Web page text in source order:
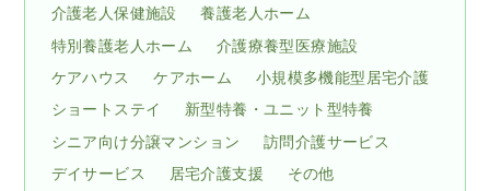
介護老人保健施設
養護老人ホーム
特別養護老人ホーム
介護療養型医療施設
ケアハウス
ケアホーム
小規模多機能型居宅介護
ショートステイ
新型特養・ユニット型特養
シニア向け分譲マンション
訪問介護サービス
デイサービス
居宅介護支援
その他